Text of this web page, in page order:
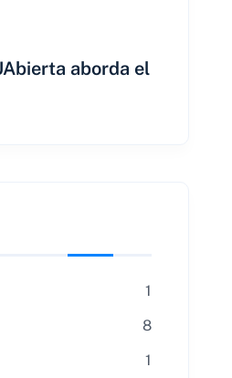
aborda el
1
8
1